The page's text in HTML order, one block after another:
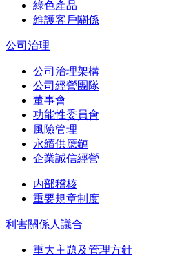
綠色產品
維護客戶關係
公司治理
公司治理架構
公司經營團隊
董事會
功能性委員會
風險管理
永續供應鏈
企業誠信經營
内部稽核
重要規章制度
利害關係人議合
重大主題及管理方針